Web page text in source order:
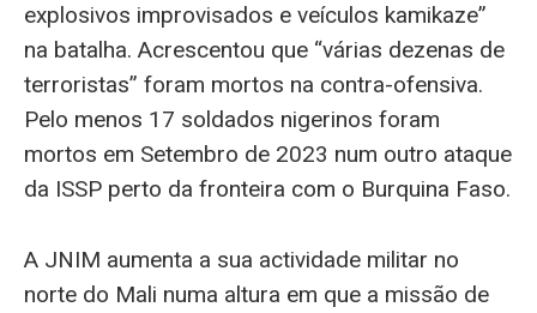
explosivos improvisados e veículos kamikaze”
na batalha. Acrescentou que “várias dezenas de
terroristas” foram mortos na contra-ofensiva.
Pelo menos 17 soldados nigerinos foram
mortos em Setembro de 2023 num outro ataque
da ISSP perto da fronteira com o Burquina Faso.
A JNIM aumenta a sua actividade militar no
norte do Mali numa altura em que a missão de